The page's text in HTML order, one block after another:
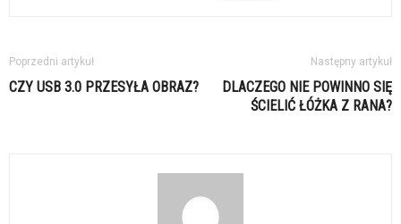
Poprzedni artykuł
CZY USB 3.0 PRZESYŁA OBRAZ?
Następny artykuł
DLACZEGO NIE POWINNO SIĘ
ŚCIELIĆ ŁÓŻKA Z RANA?